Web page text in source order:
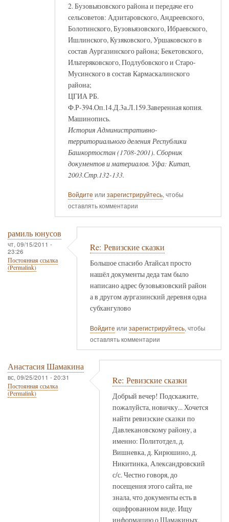
2. Бузовьязовского района и передаче его
сельсоветов: Адзитаровского, Андреевского,
Болотинского, Бузовьязовского, Ибраевского,
Ишлинского, Кузяковского, Уршаковского в
состав Аургазинского района; Бекетовского,
Ильтеряковского, Подлубовского и Старо-
Мусинского в состав Кармаскалинского
района;
ЦГИА РБ.
Ф.Р-394.Оп.14.Д.3а.Л.159.Заверенная копия.
Машинопись.
История Административно-
территориального деления Республики
Башкортостан (1708-2001). Сборник
документов и материалов. Уфа: Китап,
2003.Стр.132-133.
Войдите или зарегистрируйтесь, чтобы
оставлять комментарии
рамиль юнусов
чт, 09/15/2011 -
23:26
Постоянная ссылка
(Permalink)
Re: Ревизские сказки
Большое спасибо Атайсал просто
нашёл документы деда там было
написано адрес бузовьязовский район
а в другом аургазинский деревня одна
субхангулово
Войдите или зарегистрируйтесь, чтобы
оставлять комментарии
Анастасия Шамакина
вс, 09/25/2011 - 20:31
Постоянная ссылка
(Permalink)
Re: Ревизские сказки
Добрый вечер! Подскажите,
пожалуйста, новичку... Хочется
найти ревизские сказки по
Давлекановскому району, а
именно: Политотдел, д.
Вишневка, д. Кирюшино, д.
Никитинка, Александровский
с/с. Честно говоря, до
посещения этого сайта, не
знала, что документы есть в
оцифрованном виде. Ищу
информацию о Шамакиных,